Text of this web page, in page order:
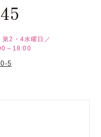
第2・4水曜日／
～18:00
5